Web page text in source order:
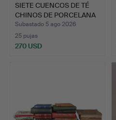
SIETE CUENCOS DE TÉ
CHINOS DE PORCELANA
AZ…
Subastado 5 ago 2026
25 pujas
270 USD